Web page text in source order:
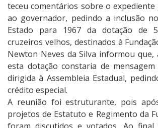
teceu comentários sobre o expediente
ao governador, pedindo a inclusão
Estado para 1967 da dotação de
cruzeiros velhos, destinados à
Newton Neves da Silva informou que,
esta dotação constaria de
dirigida à Assembleia Estadual,
crédito especial.
A reunião foi estruturante, pois
projetos de Estatuto e Regimento da